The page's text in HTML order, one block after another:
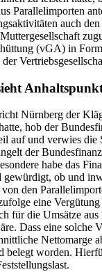
Parallelimporten
auch
(vGA) in
Nürnberg der
hob der
auf und verwies die
der
habe das
gewürdigt, ob und
den
eine Vergütung
für die Umsätze
Dass eine solche
Nettomarge
belegt worden.